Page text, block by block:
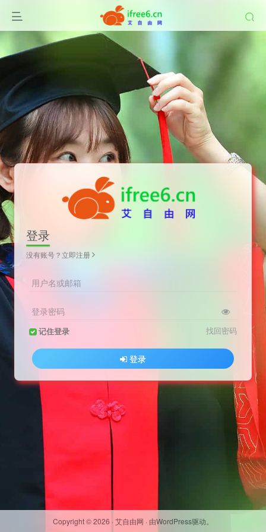
登录
没有账号？立即注册
用户名或邮箱
登录密码
记住登录 找回密码
登录
Copyright ©2026 · 艾自由网 · 由WordPress驱动。